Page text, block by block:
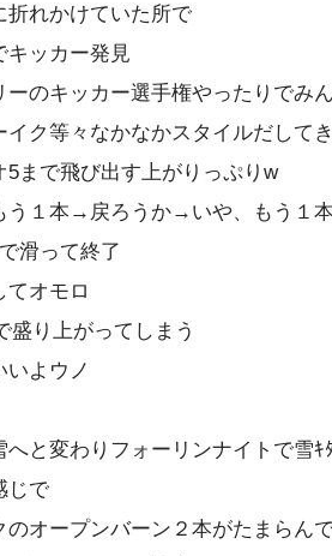
折れかけていた所で
キッカー発見
ーのキッカー選手権やったりでみ
イク等々なかなかスタイルだして
5まで飛び出す上がりっぷりw
１本→戻ろうか→いや、もう１
滑って終了
てオモロ
盛り上がってしまう
いよウノ
へと変わりフォーリンナイト
じで
のオープンバーン２本がたまらん